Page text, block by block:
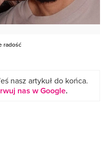
radość
nasz artykuł do końca.
nas w Google.